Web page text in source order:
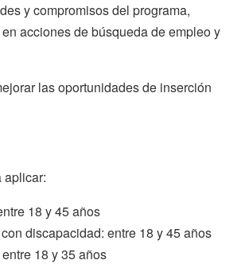
y compromisos del programa,
acciones de búsqueda de empleo y
las oportunidades de inserción
aplicar:
18 y 45 años
discapacidad: entre 18 y 45 años
18 y 35 años